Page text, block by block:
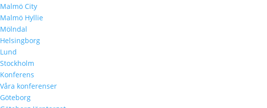
Malmö City
Malmö Hyllie
Mölndal
Helsingborg
Lund
Stockholm
Konferens
Våra konferenser
Göteborg